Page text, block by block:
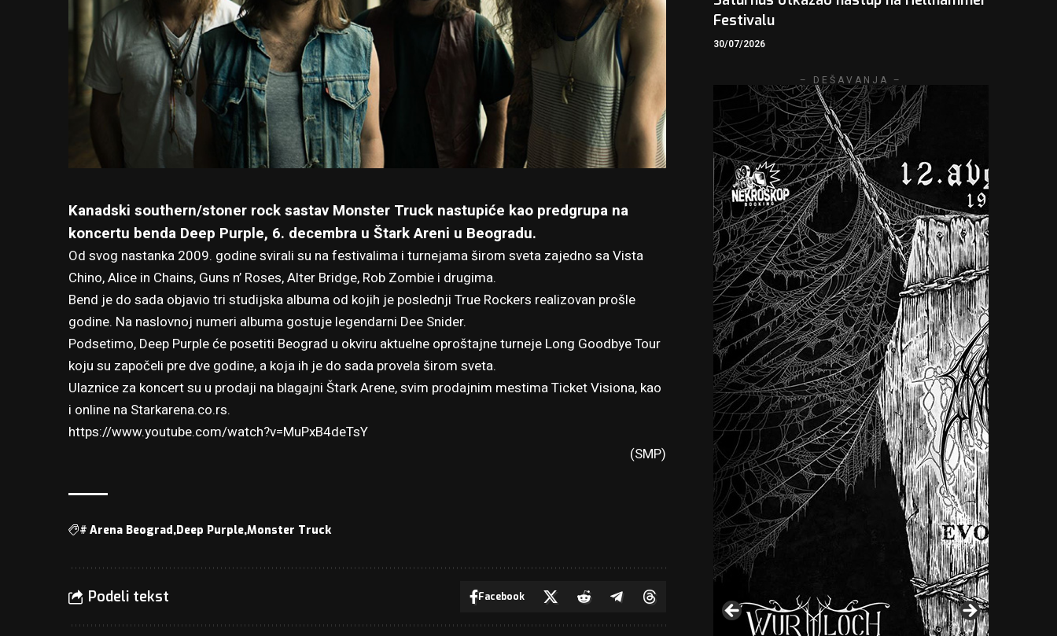
Kanadski southern/stoner rock sastav Monster Truck nastupiće kao predgrupa na
koncertu benda Deep Purple, 6. decembra u Štark Areni u Beogradu.
Od svog nastanka 2009. godine svirali su na festivalima i turnejama širom sveta zajedno sa Vista
Chino, Alice in Chains, Guns n’ Roses, Alter Bridge, Rob Zombie i drugima.
Bend je do sada objavio tri studijska albuma od kojih je poslednji True Rockers realizovan prošle
godine. Na naslovnoj numeri albuma gostuje legendarni Dee Snider.
Podsetimo, Deep Purple će posetiti Beograd u okviru aktuelne oproštajne turneje Long Goodbye Tour
koju su započeli pre dve godine, a koja ih je do sada provela širom sveta.
Ulaznice za koncert su u prodaji na blagajni Štark Arene, svim prodajnim mestima Ticket Visiona, kao
i online na Starkarena.co.rs.
https://www.youtube.com/watch?v=MuPxB4deTsY
(SMP)
# Arena Beograd Deep Purple Monster Truck
Podeli tekst Facebook
Festivalu
30/07/2026
– DEŠAVANJA –